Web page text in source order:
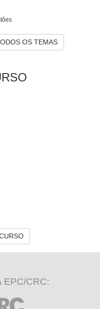
OS TEMAS
EPC/CRC: